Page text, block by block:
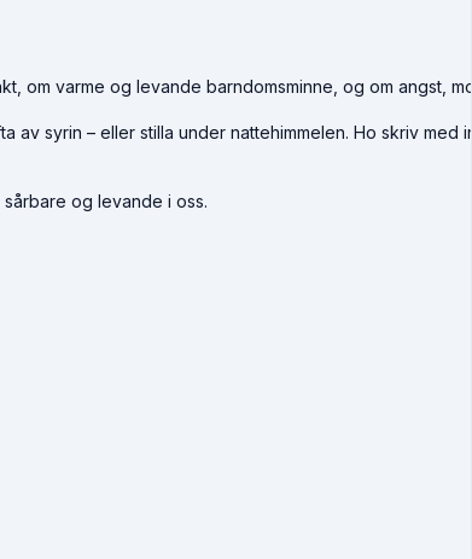
om varme og levande barndomsminne, og om angst,
syrin – eller stilla under nattehimmelen. Ho skriv
og levande i oss.